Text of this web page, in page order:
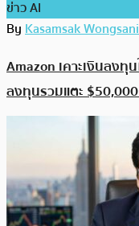
ข่าว AI
ByKasamsak
Amazon เคาะเงินลง
ลงทุนรวมแตะ